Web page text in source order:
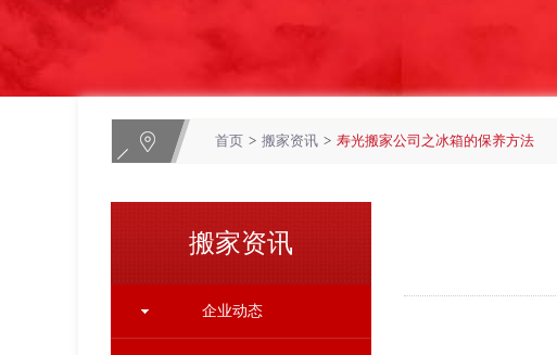
首页 > 搬家资讯 > 寿光搬家公司之冰箱的保养方法
搬家资讯
企业动态